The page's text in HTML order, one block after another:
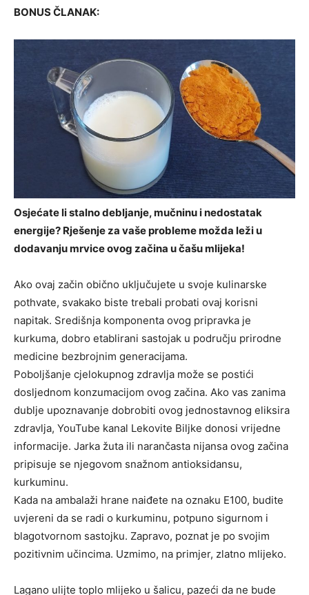
BONUS ČLANAK:
Osjećate li stalno debljanje, mučninu i nedostatak
energije? Rješenje za vaše probleme možda leži u
dodavanju mrvice ovog začina u čašu mlijeka!
Ako ovaj začin obično uključujete u svoje kulinarske
pothvate, svakako biste trebali probati ovaj korisni
napitak. Središnja komponenta ovog pripravka je
kurkuma, dobro etablirani sastojak u području prirodne
medicine bezbrojnim generacijama.
Poboljšanje cjelokupnog zdravlja može se postići
dosljednom konzumacijom ovog začina. Ako vas zanima
dublje upoznavanje dobrobiti ovog jednostavnog eliksira
zdravlja, YouTube kanal Lekovite Biljke donosi vrijedne
informacije. Jarka žuta ili narančasta nijansa ovog začina
pripisuje se njegovom snažnom antioksidansu,
kurkuminu.
Kada na ambalaži hrane naiđete na oznaku E100, budite
uvjereni da se radi o kurkuminu, potpuno sigurnom i
blagotvornom sastojku. Zapravo, poznat je po svojim
pozitivnim učincima. Uzmimo, na primjer, zlatno mlijeko.
Lagano ulijte toplo mlijeko u šalicu, pazeći da ne bude